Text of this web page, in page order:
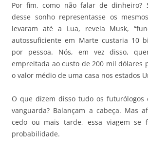
Por fim, como não falar de dinheiro?
desse sonho representasse os
levaram até a Lua, revela Musk,
autossuficiente em Marte custaria 10
por pessoa. Nós, em vez disso,
empreitada ao custo de 200 mil dólares
o valor médio de uma casa nos estados
O que dizem disso tudo os futurólogos
vanguarda? Balançam a cabeça. Mas
cedo ou mais tarde, essa viagem se
probabilidade.